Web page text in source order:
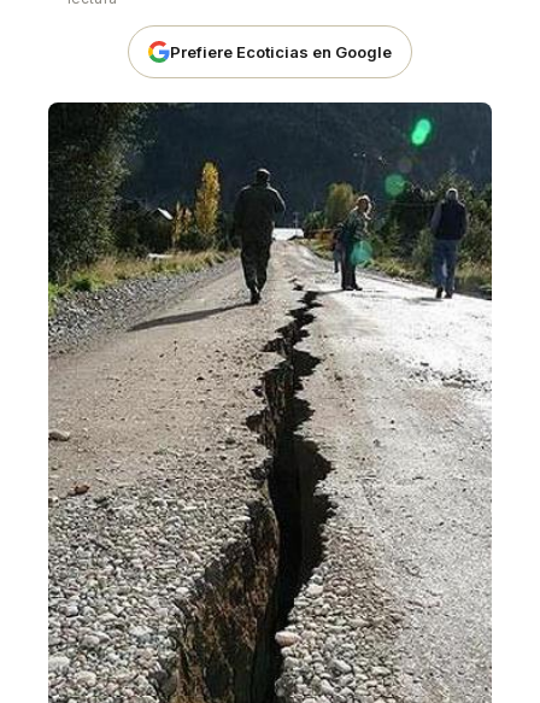
Prefiere Ecoticias en Google